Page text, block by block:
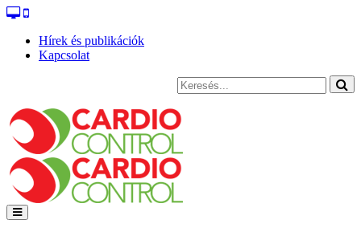
Hírek és publikációk
Kapcsolat